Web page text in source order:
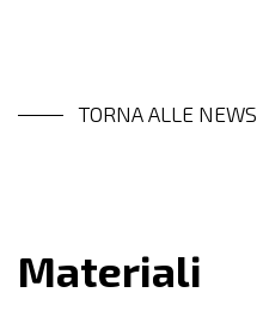
TORNA ALLE NEWS
Materiali